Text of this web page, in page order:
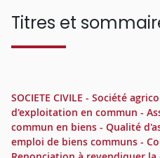
Titres et
SOCIETE CIVILE - Société
d'exploitation en commun -
commun en biens - Qualité
emploi de biens communs -